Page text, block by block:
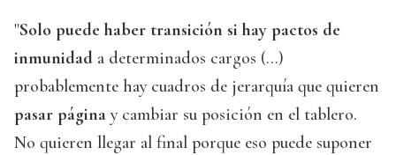
"Solo puede haber transición si hay pactos de
inmunidad a determinados cargos (...)
probablemente hay cuadros de jerarquía que quieren
pasar página y cambiar su posición en el tablero.
No quieren llegar al final porque eso puede suponer